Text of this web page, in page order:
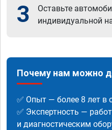
3
Оставьте
индивидуальной
Почему нам можно
✅ Опыт — более 8 лет в
✅ Экспертность —
и диагностическим